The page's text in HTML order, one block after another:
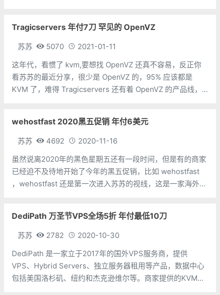
Tragicservers 年付7刀 罕见的 OpenVZ
苏苏 5070
2021-01-11
这年代，看惯了 kvm,要想找 OpenVZ 还真不容易，反正你
看苏苏的最近分享，很少是 OpenVZ 的，95% 应该都是
KVM 了，难得 Tragicservers 还有着 OpenVZ 的产品线，
wehostfast 2020黑五促销 年付6美元
苏苏 4692
2020-11-16
虽然说离2020年的黑色星期五还有一段时间，但是有的商家
已经迫不及待地开始了今年的黑五促销，比如 wehostfast
，wehostfast 还是第一次进入苏苏的视线，这是一家海外商
DediPath 万圣节VPS全场5折 年付最低10刀
苏苏 2782
2020-10-30
DediPath 是一家立于2017年的国外VPS服务商，提供
VPS、Hybrid Servers、独立服务器租用等产品，数据中心
包括美国洛杉矶、纽约和杰克逊维尔等。商家提供的KVM主